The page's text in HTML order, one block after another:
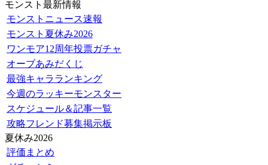
モンスト最新情報
モンストニュース速報
モンスト夏休み2026
ワンモア12周年投票ガチャ
オーブあみだくじ
最強キャラランキング
今週のラッキーモンスター
スケジュール＆記事一覧
攻略フレンド募集掲示板
夏休み2026
評価まとめ